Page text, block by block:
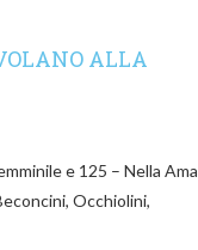
ALLA
e 125 – Nella Ama
Occhiolini,